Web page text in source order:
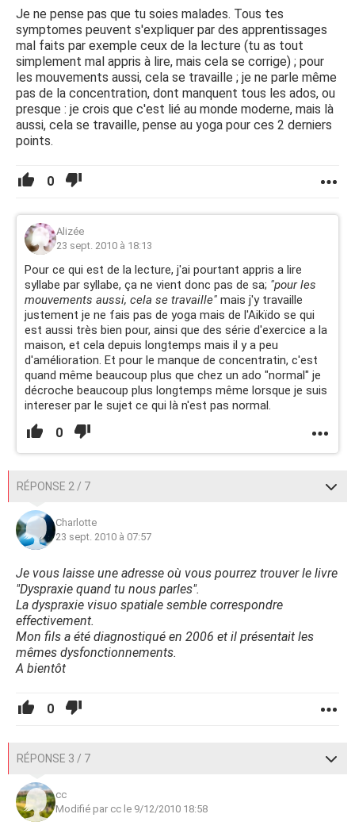
que les autres passaient au second voir troisieme ou
quatrieme exercice, moi j'était au début du premier
-J'ai eu des difficultés pour aprendre a écrire, maintenant
encore, lorsqu'un prof dicte une phrase je me concentre
sur l'ecriture de la phrases et suis incapables de
comprendre le sens de celle-ci tous en l'ecrivant.
De plus, j'ecrit bien lorsque je m'aplique, mais des que je
dois faire plutôt "vite" (vite pour moi, mais pas pour les
autres apparement) j'ecrits très très mal, le mouvement
-j'ai des troubles du regard (sans troubles de visions) je ne
suis pas observatrice et je ne trouve parfois pas quelque
-Je du mal a reproduire un geste fait par un autre sans me
regarder dans un miroir
-Je ne sais ni siffler, ni faire de bulle avec un chewing-gum
-Dans les test de QI j'ai toujours eu de très bon resultats
(Je parle cependant des test de QI d'internet, je n'ai
jamais été chez un spécialiste) souvent entre 125 et 135
Cependant il y a certain troubles des dyspraxique que je
n'est pas comme:
-Les assemblages légo, playmobil ou autre jeux de
constructions, que au contraire j'adore
-Je n'ai jamais été une enfant "belle parleuse" ou eu des
conversation avec les grands (mais ce serait peu etre le
cas si je n'étais pas timide, aller savoir, car les
"conversation des grands" m'interesait souvent)
-Je n'ai pas non plus une grande culture générale (mais la
chose m'interesait je n'osait pas poser de question de
Voila, je ne vois pas trop quoi rajouter sur le coup, si vous
avez des questions sur d'autre troubles que j'aurais oublier
de mentioner, dites le moi.
Pensez vous donc que je puisse etre dyspraxique?
Merci si vous lu jusqu'au bout, et merci d'avance pour vos
reponses.
PS: Je ne savais pas ou poster le sujet, du coup je l'ai fait
ici, mais s'il n'y a pas vraiment de rapport, désolée, dites
Je ne pense pas que tu soies malades. Tous tes
symptomes peuvent s'expliquer par des apprentissages
mal faits par exemple ceux de la lecture (tu as tout
simplement mal appris à lire, mais cela se corrige) ; pour
les mouvements aussi, cela se travaille ; je ne parle même
pas de la concentration, dont manquent tous les ados, ou
presque : je crois que c'est lié au monde moderne, mais là
aussi, cela se travaille, pense au yoga pour ces 2 derniers
points.
0
Alizée
23 sept. 2010 à 18:13
Pour ce qui est de la lecture, j'ai pourtant appris a lire
syllabe par syllabe, ça ne vient donc pas de sa; "pour les
mouvements aussi, cela se travaille" mais j'y travaille
justement je ne fais pas de yoga mais de l'Aikïdo se qui
est aussi très bien pour, ainsi que des série d'exercice a la
maison, et cela depuis longtemps mais il y a peu
d'amélioration. Et pour le manque de concentratin, c'est
quand même beaucoup plus que chez un ado "normal" je
décroche beaucoup plus longtemps même lorsque je suis
intereser par le sujet ce qui là n'est pas normal.
0
RÉPONSE 2 / 7
Charlotte
23 sept. 2010 à 07:57
Je vous laisse une adresse où vous pourrez trouver le livre
"Dyspraxie quand tu nous parles".
La dyspraxie visuo spatiale semble correspondre
effectivement.
Mon fils a été diagnostiqué en 2006 et il présentait les
mêmes dysfonctionnements.
A bientôt
0
RÉPONSE 3 / 7
cc
Modifié par cc le 9/12/2010 18:58